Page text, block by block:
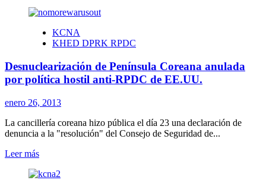
sobre
coreano
expresa
al
imperialismo
norteamericano
KCNA
KHED DPRK RPDC
Desnuclearización de Península Coreana anulada
por política hostil anti-RPDC de EE.UU.
enero 26, 2013
La cancillería coreana hizo pública el día 23 una declaración de
denuncia a la "resolución" del Consejo de Seguridad de...
Leer másLeer
sobre